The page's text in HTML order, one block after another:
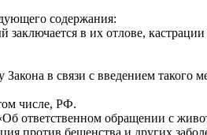
содержания:
в их отлове,
в связи с введением такого
числе, РФ.
ответственном обращении с
против бешенства и других